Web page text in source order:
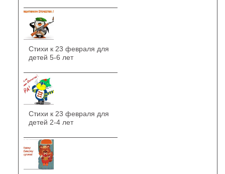
Стихи к 23 февраля для
детей 5-6 лет
Стихи к 23 февраля для
детей 2-4 лет